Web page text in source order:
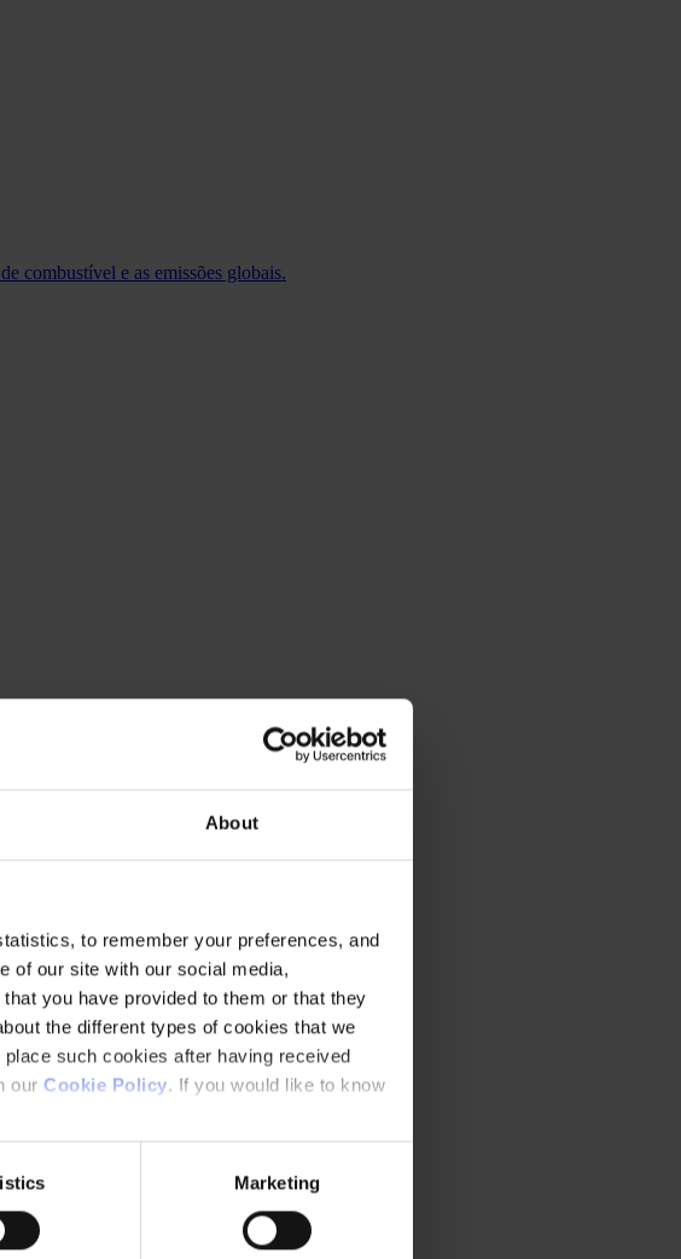
About
to remember your preferences, and
of our site with our social media,
you have provided to them or that they
the different types of cookies that we
such cookies after having received
our Cookie Policy. If you would like to know
Marketing
combustível e as emissões globais.
períodos de inatividade.